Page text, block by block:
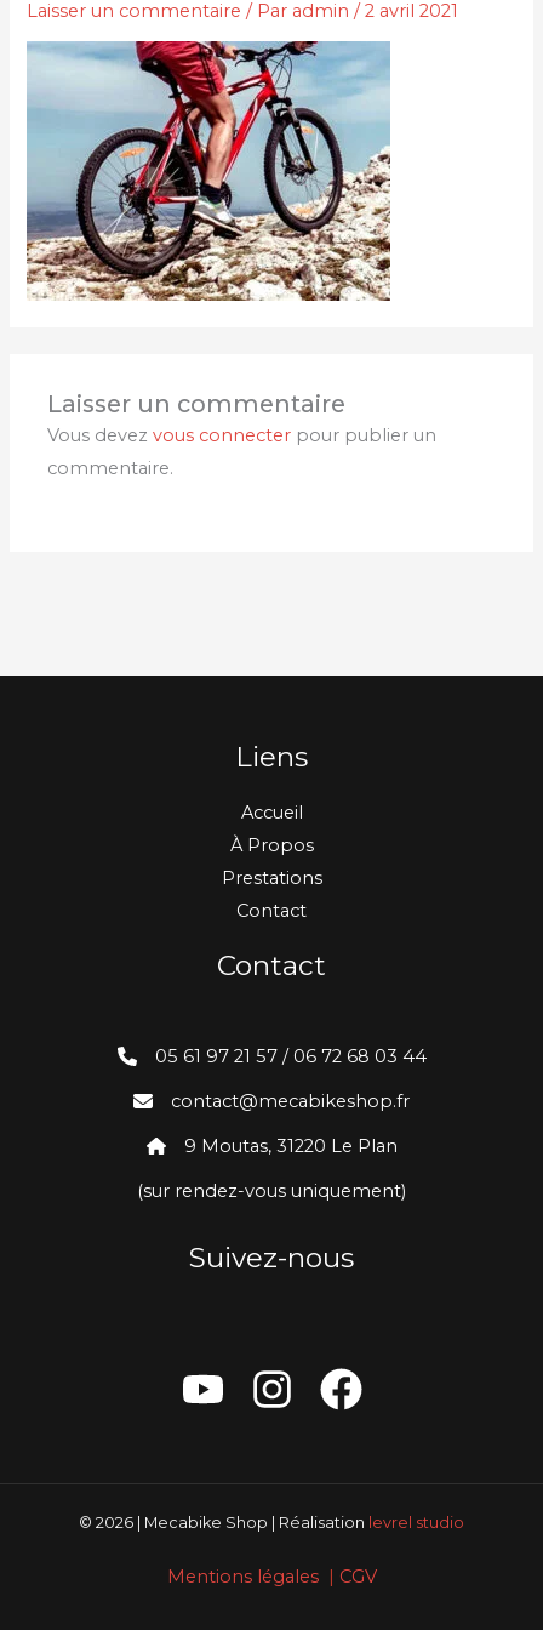
Laisser un commentaire / Par admin/2 avril 2021
Laisser un commentaire
Vous devezvous connecter pour publier un
commentaire.
Liens
Accueil
À Propos
Prestations
Contact
Contact
05 61 97 21 57 / 06 72 68 03 44
contact@mecabikeshop.fr
9 Moutas, 31220 Le Plan
(sur rendez-vous uniquement)
Suivez-nous
© 2026 | Mecabike Shop | Réalisation levrel studio
Mentions légales | CGV